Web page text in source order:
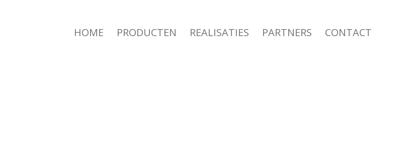
HOME PRODUCTEN REALISATIES PARTNERS CONTACT